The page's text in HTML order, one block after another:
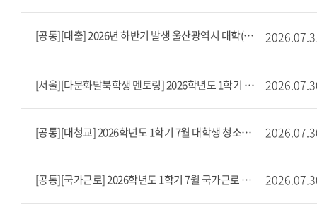
[공통][대출] 2026년 하반기 발생 울산광역시 대학(원)생 학자금대출 이자지원사업 안내
[서울][다문화탈북학생 멘토링] 2026학년도 1학기 7월 다문화탈북학생 멘토링 출근부 마감 안내
[공통][대청교] 2026학년도 1학기 7월 대학생 청소년교육지원장학 출근부 마감 안내
[공통][국가근로] 2026학년도 1학기 7월 국가근로 출근부 마감 안내